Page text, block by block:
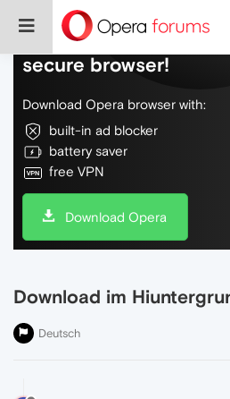
Do more on the web,
secure browser!
Download Opera browser with:
built-in ad blocker
battery saver
free VPN
Download Opera
Download im
Deutsch